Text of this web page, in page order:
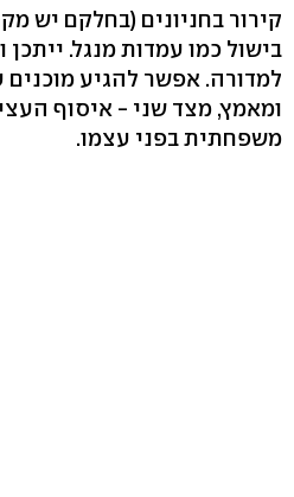
קירור בחניונים (בחלקם יש
בישול כמו עמדות מנגל.
למדורה. אפשר להגיע מוכנים
ומאמץ, מצד שני - איסוף
משפחתית בפני עצמו.